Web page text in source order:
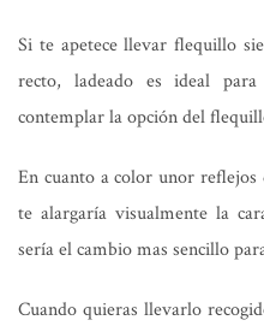
Si te apetece llevarflequillo
recto, ladeado es ideal
contemplar la opción del
En cuanto a color unor reflejos
te alargaría visualmente la
sería el cambio mas sencillo
Cuando quieras llevarlo